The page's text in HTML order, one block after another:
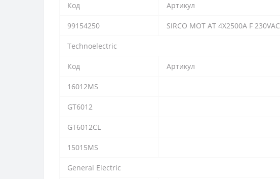
Код Артикул
99154250 SIRCO MOT AT 4X2500А F 230VAC
Technoelectric
Код Артикул
16012MS
GT6012
GT6012CL
15015MS
General Electric